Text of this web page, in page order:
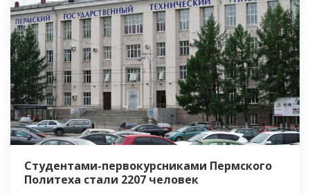
Студентами-первокурсниками Пермского
Политеха стали 2207 человек